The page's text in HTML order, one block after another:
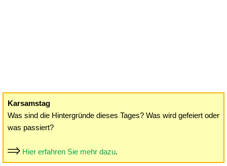
Karsamstag
Was sind die Hintergründe dieses Tages? Was wird gefeiert oder
was passiert?
Hier erfahren Sie mehr dazu.